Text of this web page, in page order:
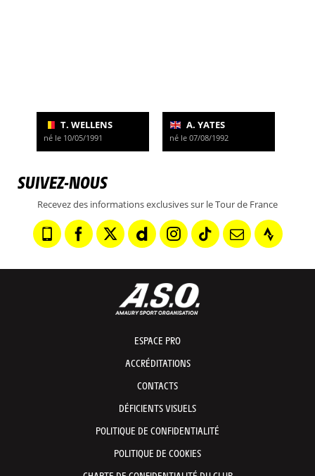
T. WELLENS
né le 10/05/1991
A. YATES
né le 07/08/1992
SUIVEZ-NOUS
Recevez des informations exclusives sur le Tour de France
ESPACE PRO
ACCRÉDITATIONS
CONTACTS
DÉFICIENTS VISUELS
POLITIQUE DE CONFIDENTIALITÉ
POLITIQUE DE COOKIES